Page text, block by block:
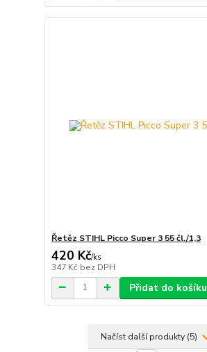
Řetěz STIHL Picco Super 3 55 čl./1,3
420 Kč/ks
347 Kč bez DPH
Přidat do košíku
Načíst další produkty (5)